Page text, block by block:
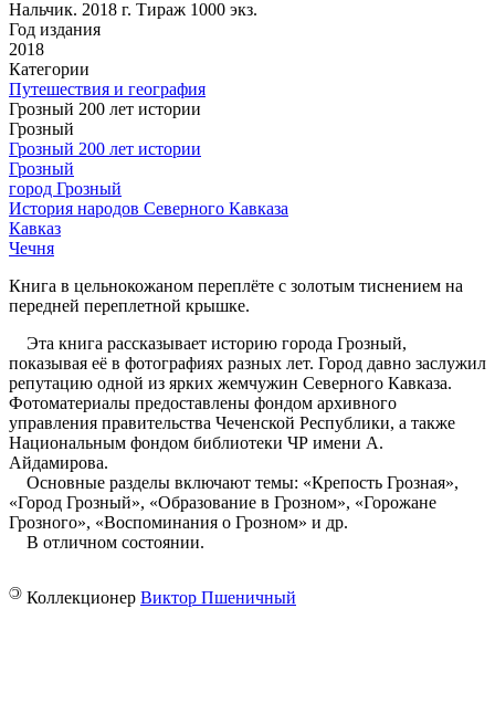
Нальчик. 2018 г. Тираж 1000 экз.
Год издания
2018
Категории
Путешествия и география
Грозный 200 лет истории
Грозный
Грозный 200 лет истории
Грозный
город Грозный
История народов Северного Кавказа
Кавказ
Чечня
Книга в цельнокожаном переплёте с золотым тиснением на
передней переплетной крышке.
Эта книга рассказывает историю города Грозный,
показывая её в фотографиях разных лет. Город давно заслужил
репутацию одной из ярких жемчужин Северного Кавказа.
Фотоматериалы предоставлены фондом архивного
управления правительства Чеченской Республики, а также
Национальным фондом библиотеки ЧР имени А.
Айдамирова.
Основные разделы включают темы: «Крепость Грозная»,
«Город Грозный», «Образование в Грозном», «Горожане
Грозного», «Воспоминания о Грозном» и др.
В отличном состоянии.
© Коллекционер Виктор Пшеничный